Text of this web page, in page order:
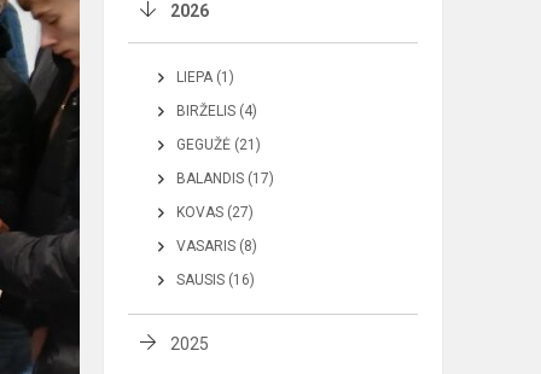
2026
LIEPA (1)
BIRŽELIS (4)
GEGUŽĖ (21)
BALANDIS (17)
KOVAS (27)
VASARIS (8)
SAUSIS (16)
2025